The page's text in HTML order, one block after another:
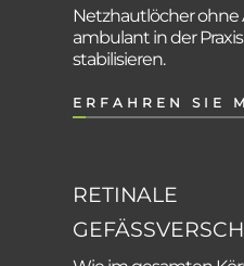
Netzhautlöcher
ambulant in der
stabilisieren.
ERFAHREN SIE
RETINALE